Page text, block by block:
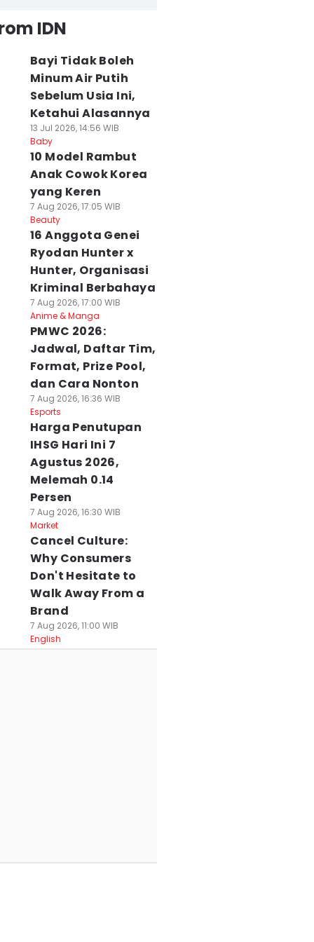
IDN
Bayi Tidak Boleh
Minum Air Putih
Sebelum Usia Ini,
Ketahui Alasannya
13 Jul 2026, 14:56 WIB
Baby
10 Model Rambut
Anak Cowok Korea
yang Keren
7 Aug 2026, 17:05 WIB
Beauty
16 Anggota Genei
Ryodan Hunter x
Hunter, Organisasi
Kriminal Berbahaya
7 Aug 2026, 17:00 WIB
Anime & Manga
PMWC 2026:
Jadwal, Daftar Tim,
Format, Prize Pool,
dan Cara Nonton
7 Aug 2026, 16:36 WIB
Esports
Harga Penutupan
IHSG Hari Ini 7
Agustus 2026,
Melemah 0.14
Persen
7 Aug 2026, 16:30 WIB
Market
Cancel Culture:
Why Consumers
Don't Hesitate to
Walk Away From a
Brand
7 Aug 2026, 11:00 WIB
English